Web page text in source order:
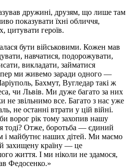
дружині, друзям, що лише там
показувати їхні обличчя,
цитувати героїв.
бути військовими. Кожен мав
навчатися, подорожувати,
викладати, займатися
ми живемо заради одного —
Бахмут, Вугледар такі ж
чи Львів. Ми дуже багато за них
не звільнимо все. Багато з нас уже
не останні втрати у цій війні.
ворог рік тому захопив нашу
тоді? Отже, боротьба — єдиний
і майбутнє наших дітей. Ми маємо
захищену країну — це
життя. І ми ніколи не здамося,
Федосенко.